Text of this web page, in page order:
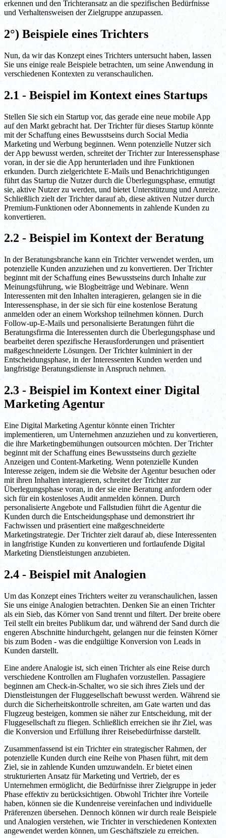
erkennen und den Trichteransatz an die spezifischen Bedürfnisse
und Verhaltensweisen der Zielgruppe anzupassen.
2°) Beispiele eines Trichters
Nun, da wir das Konzept eines Trichters untersucht haben, lassen
Sie uns einige reale Beispiele betrachten, um seine Anwendung in
verschiedenen Kontexten zu veranschaulichen.
2.1 - Beispiel im Kontext eines Startups
Stellen Sie sich ein Startup vor, das gerade eine neue mobile App
auf den Markt gebracht hat. Der Trichter für dieses Startup könnte
mit der Schaffung eines Bewusstseins durch Social Media
Marketing und Werbung beginnen. Wenn potenzielle Nutzer sich
der App bewusst werden, schreitet der Trichter zur Interessensphase
voran, in der sie die App herunterladen und ihre Funktionen
erkunden. Durch zielgerichtete E-Mails und Benachrichtigungen
führt das Startup die Nutzer durch die Überlegungsphase, ermutigt
sie, aktive Nutzer zu werden, und bietet Unterstützung und Anreize.
Schließlich zielt der Trichter darauf ab, diese aktiven Nutzer durch
Premium-Funktionen oder Abonnements in zahlende Kunden zu
konvertieren.
2.2 - Beispiel im Kontext der Beratung
In der Beratungsbranche kann ein Trichter verwendet werden, um
potenzielle Kunden anzuziehen und zu konvertieren. Der Trichter
beginnt mit der Schaffung eines Bewusstseins durch Inhalte zur
Meinungsführung, wie Blogbeiträge und Webinare. Wenn
Interessenten mit den Inhalten interagieren, gelangen sie in die
Interessensphase, in der sie sich für eine kostenlose Beratung
anmelden oder an einem Workshop teilnehmen können. Durch
Follow-up-E-Mails und personalisierte Beratungen führt die
Beratungsfirma die Interessenten durch die Überlegungsphase und
bearbeitet deren spezifische Herausforderungen und präsentiert
maßgeschneiderte Lösungen. Der Trichter kulminiert in der
Entscheidungsphase, in der Interessenten Kunden werden und
langfristige Beratungsdienste in Anspruch nehmen.
2.3 - Beispiel im Kontext einer Digital
Marketing Agentur
Eine Digital Marketing Agentur könnte einen Trichter
implementieren, um Unternehmen anzuziehen und zu konvertieren,
die ihre Marketingbemühungen outsourcen möchten. Der Trichter
beginnt mit der Schaffung eines Bewusstseins durch gezielte
Anzeigen und Content-Marketing. Wenn potenzielle Kunden
Interesse zeigen, indem sie die Website der Agentur besuchen oder
mit ihren Inhalten interagieren, schreitet der Trichter zur
Überlegungsphase voran, in der sie eine Beratung anfordern oder
sich für ein kostenloses Audit anmelden können. Durch
personalisierte Angebote und Fallstudien führt die Agentur die
Kunden durch die Entscheidungsphase und demonstriert ihr
Fachwissen und präsentiert eine maßgeschneiderte
Marketingstrategie. Der Trichter zielt darauf ab, diese Interessenten
in langfristige Kunden zu konvertieren und fortlaufende Digital
Marketing Dienstleistungen anzubieten.
2.4 - Beispiel mit Analogien
Um das Konzept eines Trichters weiter zu veranschaulichen, lassen
Sie uns einige Analogien betrachten. Denken Sie an einen Trichter
als ein Sieb, das Körner von Sand trennt und filtert. Der breite obere
Teil stellt ein breites Publikum dar, und während der Sand durch die
engeren Abschnitte hindurchgeht, gelangen nur die feinsten Körner
bis zum Boden - was die endgültige Konversion von Leads in
Kunden darstellt.
Eine andere Analogie ist, sich einen Trichter als eine Reise durch
verschiedene Kontrollen am Flughafen vorzustellen. Passagiere
beginnen am Check-in-Schalter, wo sie sich ihres Ziels und der
Dienstleistungen der Fluggesellschaft bewusst werden. Während sie
durch die Sicherheitskontrolle schreiten, am Gate warten und das
Flugzeug besteigen, kommen sie näher zur Entscheidung, mit der
Fluggesellschaft zu fliegen. Schließlich erreichen sie ihr Ziel, was
die Konversion und Erfüllung ihrer Reisebedürfnisse darstellt.
Zusammenfassend ist ein Trichter ein strategischer Rahmen, der
potenzielle Kunden durch eine Reihe von Phasen führt, mit dem
Ziel, sie in zahlende Kunden umzuwandeln. Er bietet einen
strukturierten Ansatz für Marketing und Vertrieb, der es
Unternehmen ermöglicht, die Bedürfnisse ihrer Zielgruppe in jeder
Phase effektiv zu berücksichtigen. Obwohl Trichter ihre Vorteile
haben, können sie die Kundenreise vereinfachen und individuelle
Präferenzen übersehen. Dennoch können wir durch reale Beispiele
und Analogien verstehen, wie Trichter in verschiedenen Kontexten
angewendet werden können, um Geschäftsziele zu erreichen.